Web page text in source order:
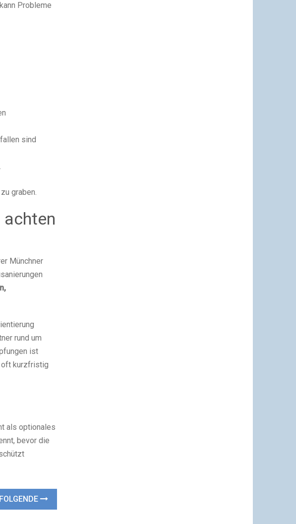
Probleme
sind
graben.
achten
Münchner
rund um
ist
oft kurzfristig
als optionales
bevor die
FOLGENDE